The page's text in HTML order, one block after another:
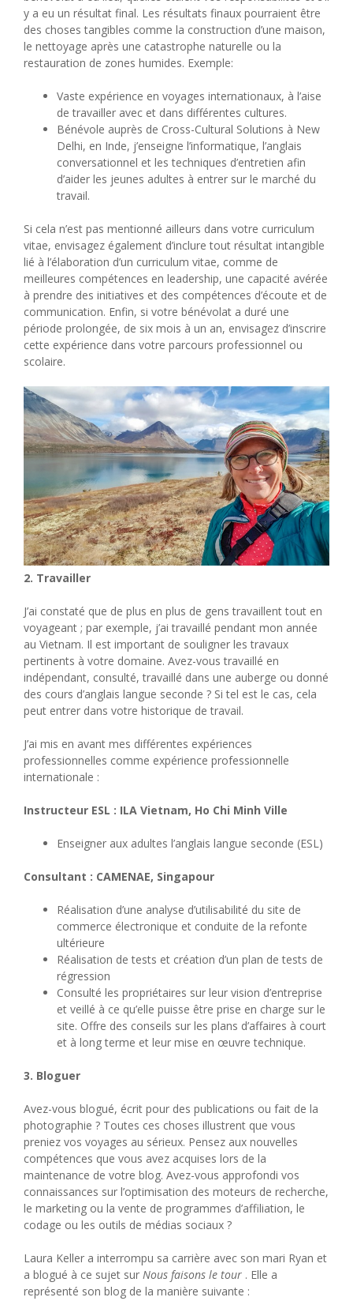
y a eu un résultat final. Les résultats finaux pourraient être
des choses tangibles comme la construction d’une maison,
le nettoyage après une catastrophe naturelle ou la
restauration de zones humides. Exemple:
Vaste expérience en voyages internationaux, à l’aise
de travailler avec et dans différentes cultures.
Bénévole auprès de Cross-Cultural Solutions à New
Delhi, en Inde, j’enseigne l’informatique, l’anglais
conversationnel et les techniques d’entretien afin
d’aider les jeunes adultes à entrer sur le marché du
travail.
Si cela n’est pas mentionné ailleurs dans votre curriculum
vitae, envisagez également d’inclure tout résultat intangible
lié à l’élaboration d’un curriculum vitae, comme de
meilleures compétences en leadership, une capacité avérée
à prendre des initiatives et des compétences d’écoute et de
communication. Enfin, si votre bénévolat a duré une
période prolongée, de six mois à un an, envisagez d’inscrire
cette expérience dans votre parcours professionnel ou
scolaire.
2. Travailler
J’ai constaté que de plus en plus de gens travaillent tout en
voyageant ; par exemple, j’ai travaillé pendant mon année
au Vietnam. Il est important de souligner les travaux
pertinents à votre domaine. Avez-vous travaillé en
indépendant, consulté, travaillé dans une auberge ou donné
des cours d’anglais langue seconde ? Si tel est le cas, cela
peut entrer dans votre historique de travail.
J’ai mis en avant mes différentes expériences
professionnelles comme expérience professionnelle
internationale :
Instructeur ESL : ILA Vietnam, Ho Chi Minh Ville
Enseigner aux adultes l’anglais langue seconde (ESL)
Consultant : CAMENAE, Singapour
Réalisation d’une analyse d’utilisabilité du site de
commerce électronique et conduite de la refonte
ultérieure
Réalisation de tests et création d’un plan de tests de
régression
Consulté les propriétaires sur leur vision d’entreprise
et veillé à ce qu’elle puisse être prise en charge sur le
site. Offre des conseils sur les plans d’affaires à court
et à long terme et leur mise en œuvre technique.
3. Bloguer
Avez-vous blogué, écrit pour des publications ou fait de la
photographie ? Toutes ces choses illustrent que vous
preniez vos voyages au sérieux. Pensez aux nouvelles
compétences que vous avez acquises lors de la
maintenance de votre blog. Avez-vous approfondi vos
connaissances sur l’optimisation des moteurs de recherche,
le marketing ou la vente de programmes d’affiliation, le
codage ou les outils de médias sociaux ?
Laura Keller a interrompu sa carrière avec son mari Ryan et
a blogué à ce sujet sur Nous faisons le tour . Elle a
représenté son blog de la manière suivante :